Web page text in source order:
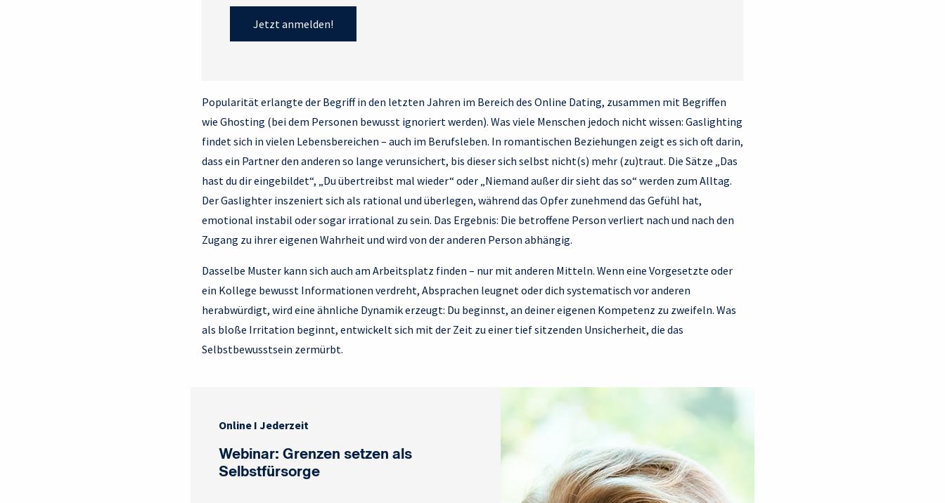
Jetzt anmelden!
Popularität erlangte der Begriff in den letzten Jahren im Bereich des Online Dating, zusammen mit Begriffen
wie Ghosting (bei dem Personen bewusst ignoriert werden). Was viele Menschen jedoch nicht wissen: Gaslighting
findet sich in vielen Lebensbereichen – auch im Berufsleben. In romantischen Beziehungen zeigt es sich oft darin,
dass ein Partner den anderen so lange verunsichert, bis dieser sich selbst nicht(s) mehr (zu)traut. Die Sätze „Das
hast du dir eingebildet“, „Du übertreibst mal wieder“ oder „Niemand außer dir sieht das so“ werden zum Alltag.
Der Gaslighter inszeniert sich als rational und überlegen, während das Opfer zunehmend das Gefühl hat,
emotional instabil oder sogar irrational zu sein. Das Ergebnis: Die betroffene Person verliert nach und nach den
Zugang zu ihrer eigenen Wahrheit und wird von der anderen Person abhängig.
Dasselbe Muster kann sich auch am Arbeitsplatz finden – nur mit anderen Mitteln. Wenn eine Vorgesetzte oder
ein Kollege bewusst Informationen verdreht, Absprachen leugnet oder dich systematisch vor anderen
herabwürdigt, wird eine ähnliche Dynamik erzeugt: Du beginnst, an deiner eigenen Kompetenz zu zweifeln. Was
als bloße Irritation beginnt, entwickelt sich mit der Zeit zu einer tief sitzenden Unsicherheit, die das
Selbstbewusstsein zermürbt.
Online I Jederzeit
Webinar: Grenzen setzen als
Selbstfürsorge